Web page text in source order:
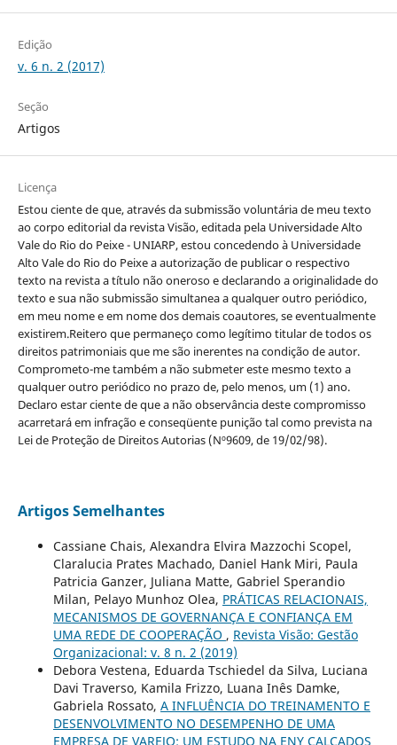
Edição
v. 6 n. 2 (2017)
Seção
Artigos
Licença
Estou ciente de que, através da submissão voluntária de meu texto
ao corpo editorial da revista Visão, editada pela Universidade Alto
Vale do Rio do Peixe - UNIARP, estou concedendo à Universidade
Alto Vale do Rio do Peixe a autorização de publicar o respectivo
texto na revista a título não oneroso e declarando a originalidade do
texto e sua não submissão simultanea a qualquer outro periódico,
em meu nome e em nome dos demais coautores, se eventualmente
existirem.Reitero que permaneço como legítimo titular de todos os
direitos patrimoniais que me são inerentes na condição de autor.
Comprometo-me também a não submeter este mesmo texto a
qualquer outro periódico no prazo de, pelo menos, um (1) ano.
Declaro estar ciente de que a não observância deste compromisso
acarretará em infração e conseqüente punição tal como prevista na
Lei de Proteção de Direitos Autorias (Nº9609, de 19/02/98).
Artigos Semelhantes
Cassiane Chais, Alexandra Elvira Mazzochi Scopel,
Claralucia Prates Machado, Daniel Hank Miri, Paula
Patricia Ganzer, Juliana Matte, Gabriel Sperandio
Milan, Pelayo Munhoz Olea, PRÁTICAS RELACIONAIS,
MECANISMOS DE GOVERNANÇA E CONFIANÇA EM
UMA REDE DE COOPERAÇÃO , Revista Visão: Gestão
Organizacional: v. 8 n. 2 (2019)
Debora Vestena, Eduarda Tschiedel da Silva, Luciana
Davi Traverso, Kamila Frizzo, Luana Inês Damke,
Gabriela Rossato, A INFLUÊNCIA DO TREINAMENTO E
DESENVOLVIMENTO NO DESEMPENHO DE UMA
EMPRESA DE VAREJO: UM ESTUDO NA ENY CALÇADOS